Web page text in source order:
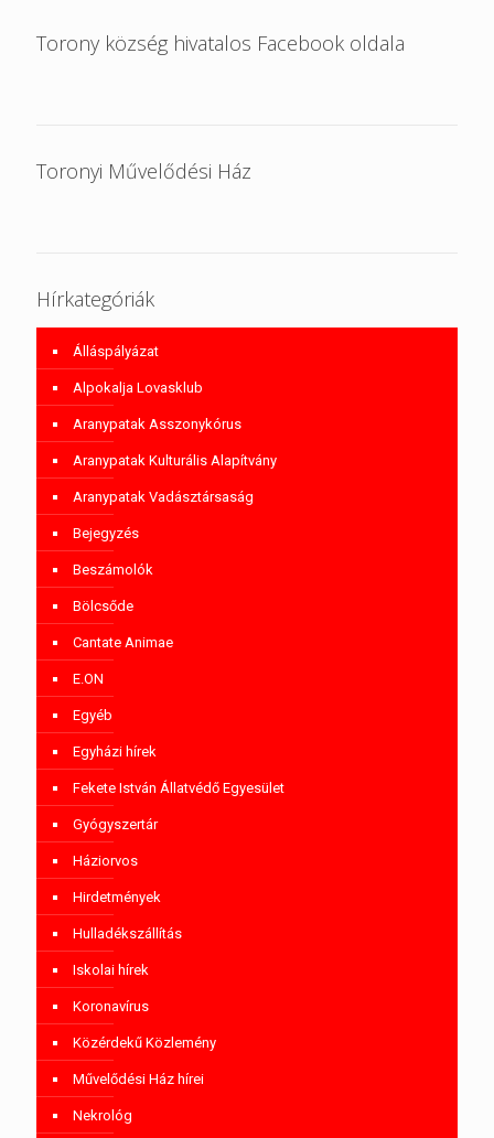
Torony község hivatalos Facebook oldala
Toronyi Művelődési Ház
Hírkategóriák
Álláspályázat
Alpokalja Lovasklub
Aranypatak Asszonykórus
Aranypatak Kulturális Alapítvány
Aranypatak Vadásztársaság
Bejegyzés
Beszámolók
Bölcsőde
Cantate Animae
E.ON
Egyéb
Egyházi hírek
Fekete István Állatvédő Egyesület
Gyógyszertár
Háziorvos
Hirdetmények
Hulladékszállítás
Iskolai hírek
Koronavírus
Közérdekű Közlemény
Művelődési Ház hírei
Nekrológ